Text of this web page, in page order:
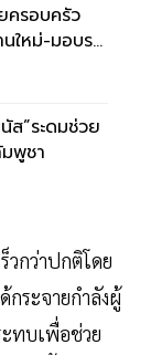
ครอบครัว
ใหม่-มอบรถ
ส”ระดมช่วย
พูชา
กว่าปกติโดย
กระจายกำลังผู้
ทบเพื่อช่วย